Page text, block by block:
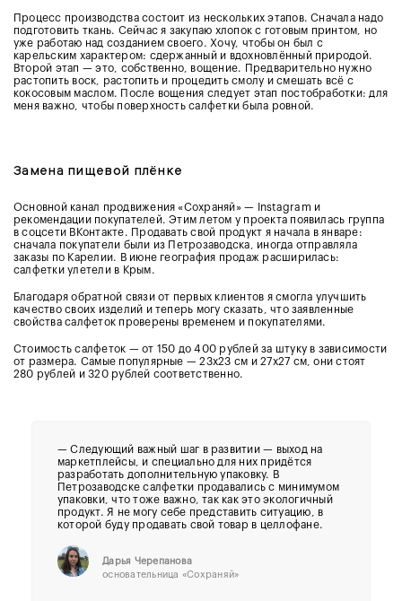
Процесс производства состоит из нескольких этапов. Сначала надо
подготовить ткань. Сейчас я закупаю хлопок с готовым принтом, но
уже работаю над созданием своего. Хочу, чтобы он был с
карельским характером: сдержанный и вдохновлённый природой.
Второй этап — это, собственно, вощение. Предварительно нужно
растопить воск, растопить и процедить смолу и смешать всё с
кокосовым маслом. После вощения следует этап постобработки: для
меня важно, чтобы поверхность салфетки была ровной.
Замена пищевой плёнке
Основной канал продвижения «Сохраняй»— Instagram и
рекомендации покупателей. Этим летом у проекта появилась группа
в соцсети ВКонтакте. Продавать свой продукт я начала в январе:
сначала покупатели были из Петрозаводска, иногда отправляла
заказы по Карелии. В июне география продаж расширилась:
салфетки улетели в Крым.
Благодаря обратной связи от первых клиентов я смогла улучшить
качество своих изделий и теперь могу сказать, что заявленные
свойства салфеток проверены временем и покупателями.
Стоимость салфеток — от 150 до 400 рублей за штуку в зависимости
от размера. Самые популярные —23х23 см и 27х27 см, они стоят
280 рублей и 320 рублей соответственно.
—Следующий важный шаг в развитии— выход на
маркетплейсы, и специально для них придётся
разработать дополнительную упаковку. В
Петрозаводске салфетки продавались с минимумом
упаковки, что тоже важно, так как это экологичный
продукт. Я не могу себе представить ситуацию, в
которой буду продавать свой товар в целлофане.
Дарья Черепанова
основательница «Сохраняй»